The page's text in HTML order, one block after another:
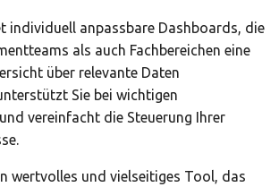
individuell anpassbare Dashboards, die
als auch Fachbereichen eine
über relevante Daten
Sie bei wichtigen
vereinfacht die Steuerung Ihrer
wertvolles und vielseitiges Tool, das